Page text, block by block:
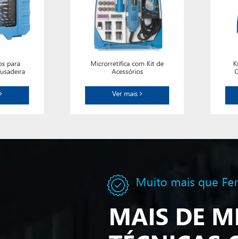
para
Microrretífica com Kit de
Acessórios
Ver mais
Muito mais que
MAIS DE